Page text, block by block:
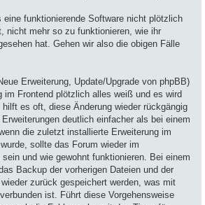
funktionierende Software nicht plötzlich
nicht mehr so zu funktionieren, wie ihr
hat. Gehen wir also die obigen Fälle
Erweiterung, Update/Upgrade von phpBB)
im Frontend plötzlich alles weiß und es wird
es oft, diese Änderung wieder rückgängig
deutlich einfacher als bei einem
die zuletzt installierte Erweiterung im
sollte das Forum wieder im
und wie gewohnt funktionieren. Bei einem
Backup der vorherigen Dateien und der
zurück gespeichert werden, was mit
ist. Führt diese Vorgehensweise